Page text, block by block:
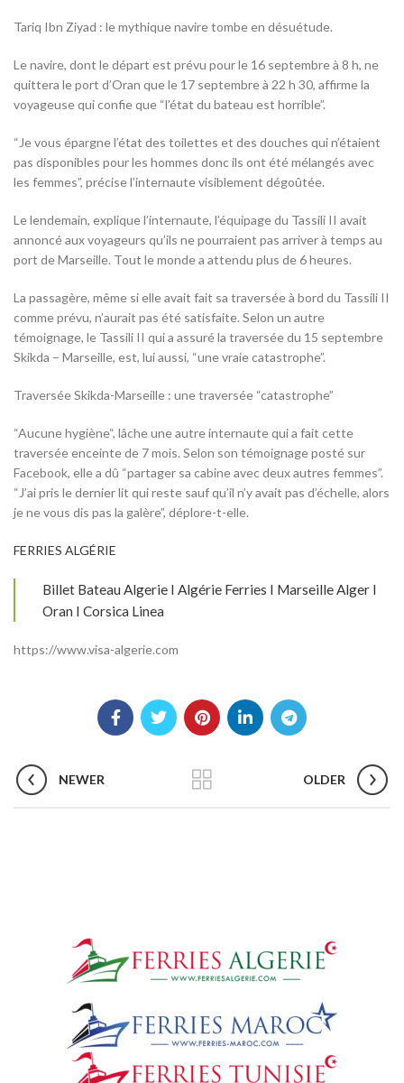
Tariq Ibn Ziyad : le mythique navire tombe en désuétude.
Le navire, dont le départ est prévu pour le 16 septembre à 8 h, ne
quittera le port d’Oran que le 17 septembre à 22 h 30, affirme la
voyageuse qui confie que “l’état du bateau est horrible”.
“Je vous épargne l’état des toilettes et des douches qui n’étaient
pas disponibles pour les hommes donc ils ont été mélangés avec
les femmes”, précise l’internaute visiblement dégoûtée.
Le lendemain, explique l’internaute, l’équipage du Tassili II avait
annoncé aux voyageurs qu’ils ne pourraient pas arriver à temps au
port de Marseille. Tout le monde a attendu plus de 6 heures.
La passagère, même si elle avait fait sa traversée à bord du Tassili II
comme prévu, n’aurait pas été satisfaite. Selon un autre
témoignage, le Tassili II qui a assuré la traversée du 15 septembre
Skikda – Marseille, est, lui aussi, “une vraie catastrophe”.
Traversée Skikda-Marseille : une traversée “catastrophe”
“Aucune hygiène“, lâche une autre internaute qui a fait cette
traversée enceinte de 7 mois. Selon son témoignage posté sur
Facebook, elle a dû “partager sa cabine avec deux autres femmes”.
“J’ai pris le dernier lit qui reste sauf qu’il n’y avait pas d’échelle, alors
je ne vous dis pas la galère”, déplore-t-elle.
FERRIES ALGÉRIE
Billet Bateau Algerie I Algérie Ferries I Marseille Alger I
Oran I Corsica Linea
https://www.visa-algerie.com
NEWER OLDER